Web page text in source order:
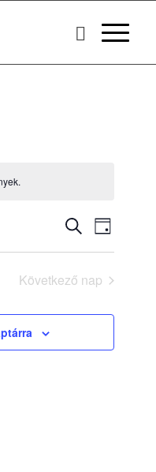
keresése
és
nézet
választás
Keresett
nézet
Nap
Következő nap